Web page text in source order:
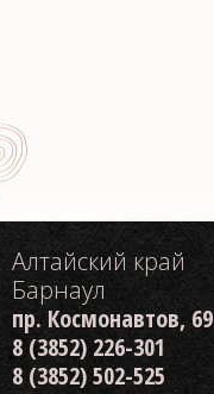
Алтайский край
Барнаул
пр. Космонавтов, 69
8 (3852) 226-301
8 (3852) 502-525